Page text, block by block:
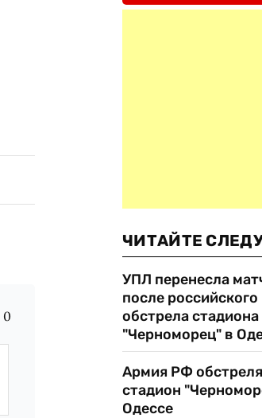
0
ЧИТАЙТЕ
УПЛ перенесла
после российского
обстрела стадиона
"Черноморец" в
Армия РФ
стадион
Одессе